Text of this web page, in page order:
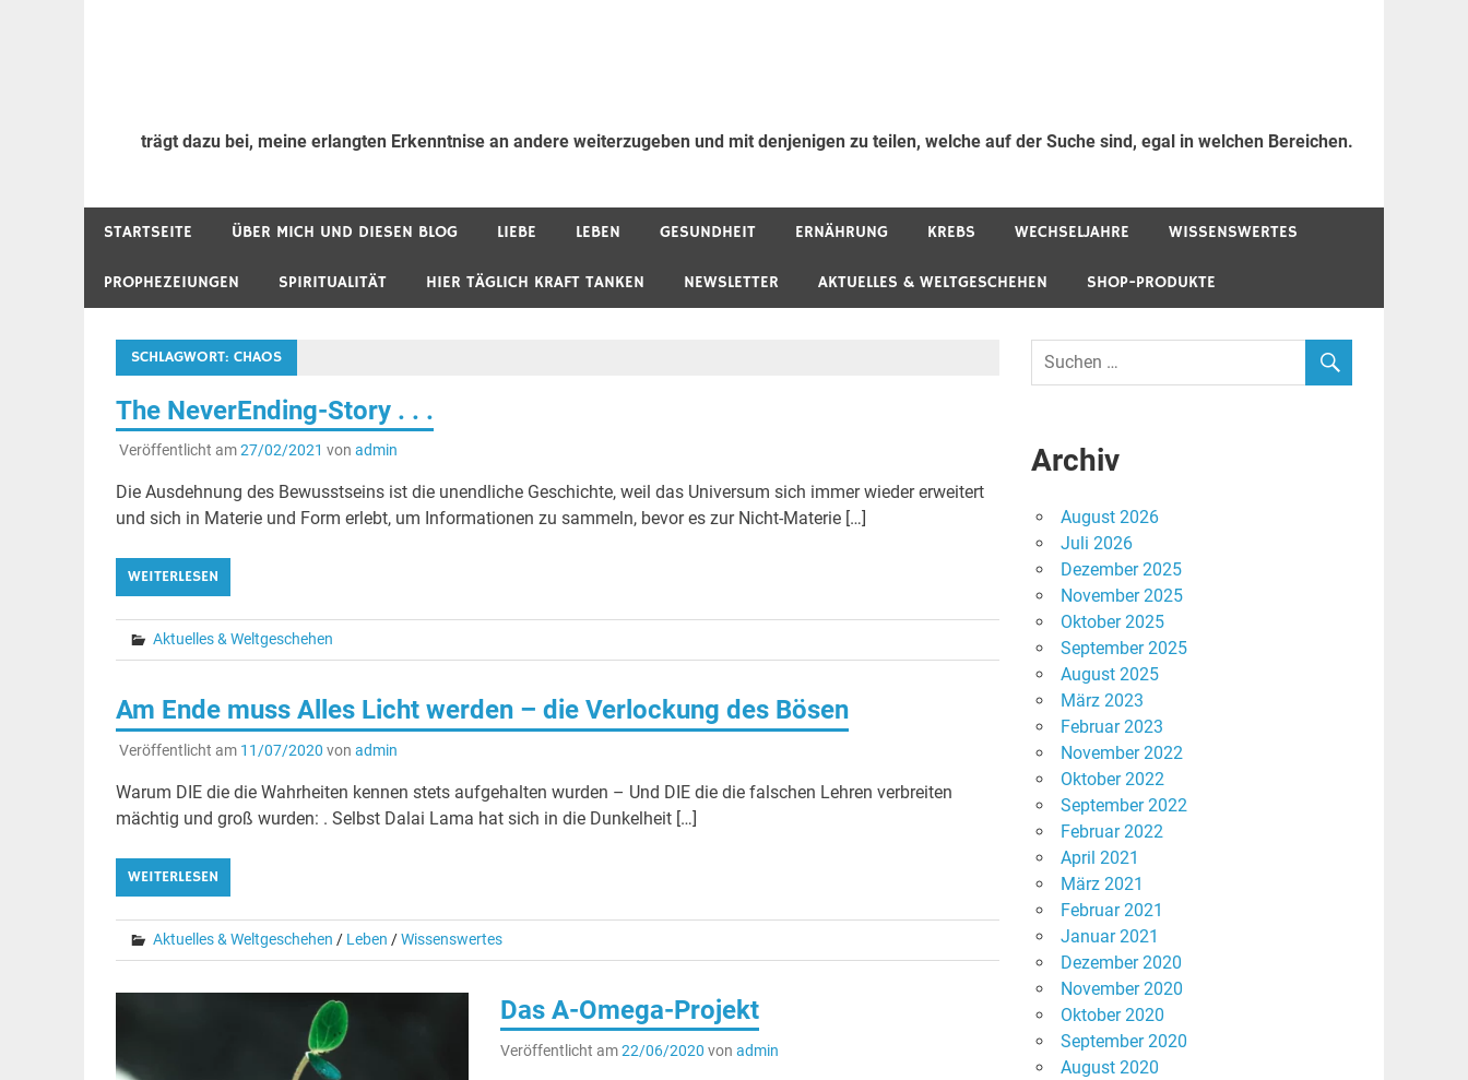
trägt dazu bei, meine erlangten Erkenntnise an andere weiterzugeben und mit denjenigen zu teilen, welche auf der Suche sind, egal in welchen Bereichen.
STARTSEITE ÜBER MICH UND DIESEN BLOG LIEBE LEBEN GESUNDHEIT ERNÄHRUNG KREBS WECHSELJAHRE WISSENSWERTES
PROPHEZEIUNGEN SPIRITUALITÄT HIER TÄGLICH KRAFT TANKEN NEWSLETTER AKTUELLES & WELTGESCHEHEN SHOP-PRODUKTE
SCHLAGWORT: CHAOS
The NeverEnding-Story . . .
Veröffentlicht am27/02/2021 von admin
Die Ausdehnung des Bewusstseins ist die unendliche Geschichte, weil das Universum sich immer wieder erweitert
und sich in Materie und Form erlebt, um Informationen zu sammeln, bevor es zur Nicht-Materie […]
WEITERLESEN
Aktuelles & Weltgeschehen
Am Ende muss Alles Licht werden – die Verlockung des Bösen
Veröffentlicht am 11/07/2020 von admin
Warum DIE die die Wahrheiten kennen stets aufgehalten wurden – Und DIE die die falschen Lehren verbreiten
mächtig und groß wurden: . Selbst Dalai Lama hat sich in die Dunkelheit […]
WEITERLESEN
Aktuelles & Weltgeschehen / Leben /Wissenswertes
Das A-Omega-Projekt
Veröffentlicht am22/06/2020 vonadmin
Archiv
August 2026
Juli 2026
Dezember 2025
November 2025
Oktober 2025
September 2025
August 2025
März 2023
Februar 2023
November 2022
Oktober 2022
September 2022
Februar 2022
April 2021
März 2021
Februar 2021
Januar 2021
Dezember 2020
November 2020
Oktober 2020
September 2020
August 2020